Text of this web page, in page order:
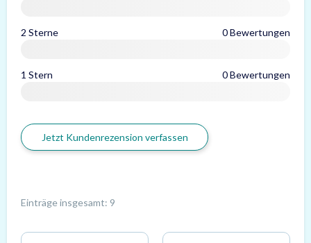
2 Sterne 0 Bewertungen
1 Stern 0 Bewertungen
Jetzt Kundenrezension verfassen
Einträge insgesamt: 9